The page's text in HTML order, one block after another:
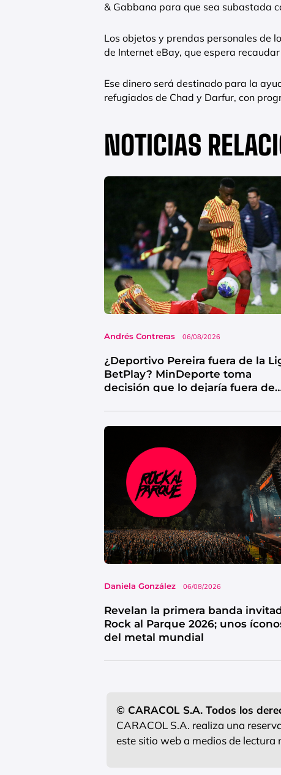
& Gabbana para que sea subastada
Los objetos y prendas personales de
de Internet eBay, que espera
Ese dinero será destinado para la
refugiados de Chad y Darfur, con
NOTICIAS
Andrés Contreras 06/08/2026
¿Deportivo Pereira fuera de la
BetPlay? MinDeporte toma
decisión que lo dejaría fuera de
Daniela González 06/08/2026
Revelan la primera banda
Rock al Parque 2026; unos
del metal mundial
© CARACOL S.A. Todos los
CARACOL S.A. realiza una
este sitio web a medios de lectura